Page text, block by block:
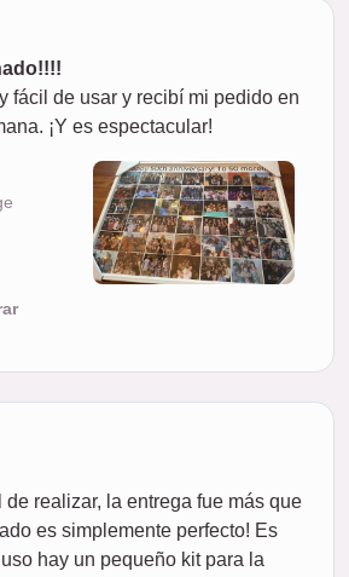
fácil de usar y recibí mi pedido en
¡Y es espectacular!
realizar, la entrega fue más que
es simplemente perfecto! Es
hay un pequeño kit para la